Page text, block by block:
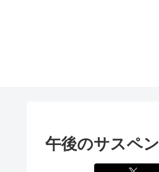
午後のサスペ